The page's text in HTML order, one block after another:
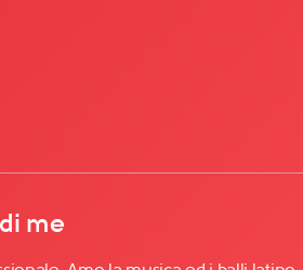
Più
me